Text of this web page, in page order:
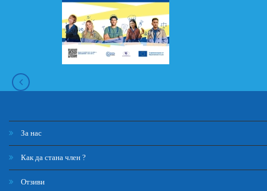
За нас
Как да стана член ?
Отзиви